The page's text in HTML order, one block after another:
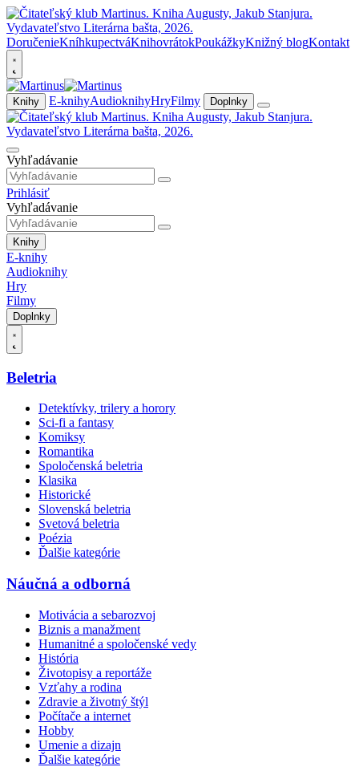
DoručenieKníhkupectváKnihovrátokPoukážkyKnižný blogKontakt
Knihy E-knihyAudioknihyHryFilmy Doplnky
Vyhľadávanie
Prihlásiť
Vyhľadávanie
Knihy
E-knihy
Audioknihy
Hry
Filmy
Doplnky
Beletria
Detektívky, trilery a horory
Sci-fi a fantasy
Komiksy
Romantika
Spoločenská beletria
Klasika
Historické
Slovenská beletria
Svetová beletria
Poézia
Ďalšie kategórie
Náučná a odborná
Motivácia a sebarozvoj
Biznis a manažment
Humanitné a spoločenské vedy
História
Životopisy a reportáže
Vzťahy a rodina
Zdravie a životný štýl
Počítače a internet
Hobby
Umenie a dizajn
Ďalšie kategórie